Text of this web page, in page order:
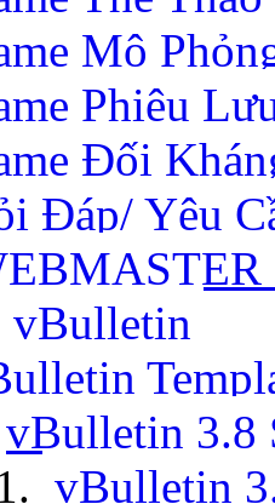
Mô
Phiêu
Đối
Đáp/ Yêu
vBulletin
vBulletin 3.8
vBulletin